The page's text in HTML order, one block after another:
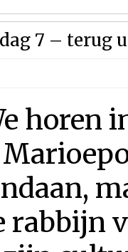
7 – terug
horen
rabbijn